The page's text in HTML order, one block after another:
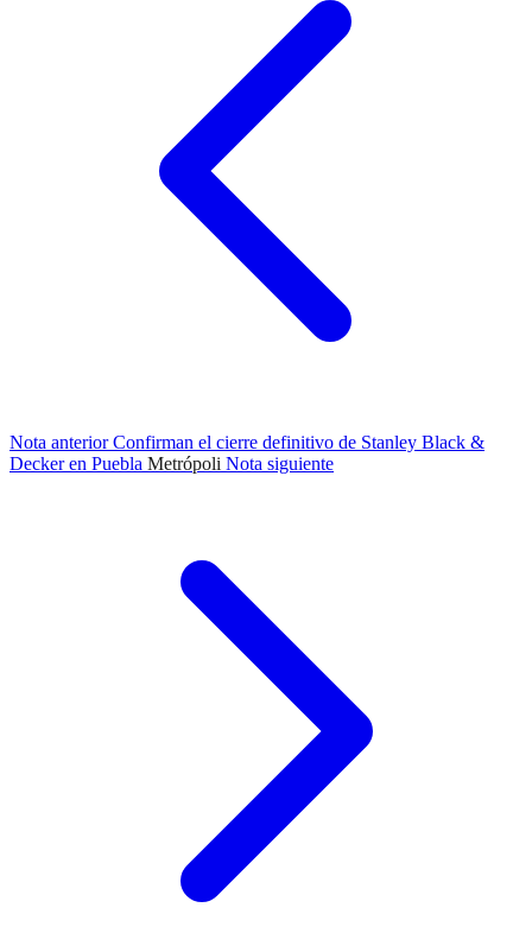
Nota anteriorConfirman el cierre definitivo de Stanley Black &
Decker en Puebla Metrópoli Nota siguiente